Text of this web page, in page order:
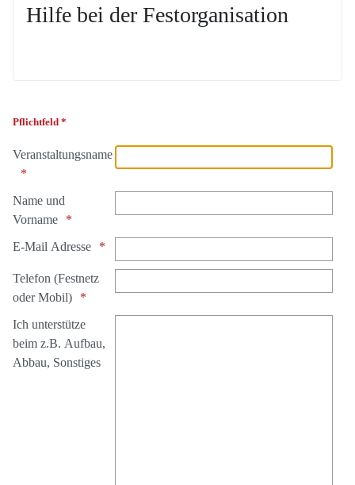
Hilfe bei der Festorganisation
Pflichtfeld *
Veranstaltungsname
Name und
Vorname
E-Mail Adresse
Telefon (Festnetz
oder Mobil)
Ich unterstütze
beim z.B. Aufbau,
Abbau, Sonstiges